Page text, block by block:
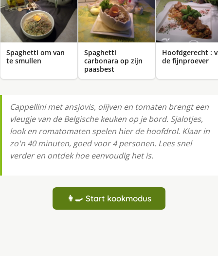
Spaghetti om van
te smullen
Spaghetti
carbonara op zijn
paasbest
Hoofdgerecht :
de fijnproever
Cappellini met ansjovis, olijven en tomaten brengt een
vleugje van de Belgische keuken op je bord. Sjalotjes,
look en romatomaten spelen hier de hoofdrol. Klaar in
zo'n 40 minuten, goed voor 4 personen. Lees snel
verder en ontdek hoe eenvoudig het is.
👩‍🍳 Start kookmodus